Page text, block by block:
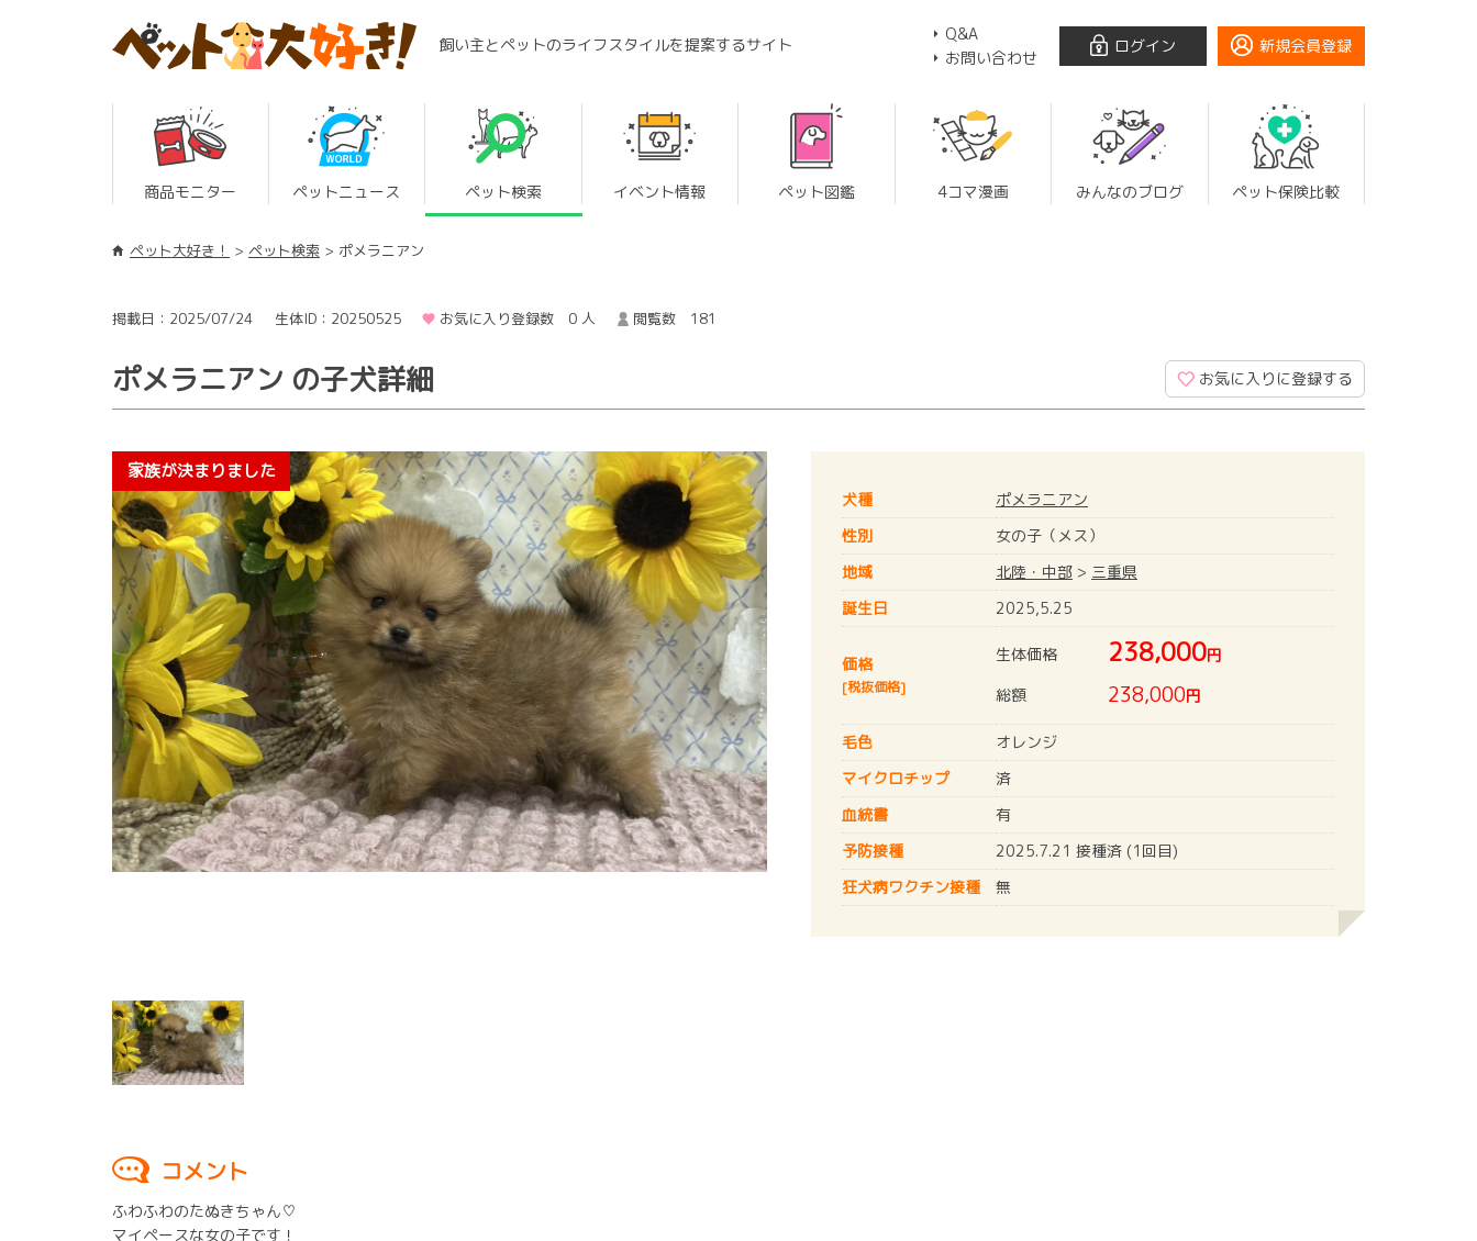
飼い主とペットのライフスタイルを提案するサイト
Q&A
お問い合わせ
ログイン 新規会員登録
商品モニター ペットニュース ペット検索 イベント情報 ペット図鑑 4コマ漫画 みんなのブログ ペット保険比較
ペット大好き！ ペット検索 ポメラニアン
掲載日：2025/07/24 生体ID：20250525 お気に入り登録数 0 人 閲覧数 181
ポメラニアン の子犬詳細 お気に入りに登録する
犬種
ポメラニアン
性別
女の子（メス）
地域
北陸・中部 > 三重県
誕生日
2025,5.25
価格
[税抜価格]
生体価格 238,000円
総額
238,000円
毛色
オレンジ
マイクロチップ
済
血統書
有
予防接種
2025.7.21 接種済 (1回目)
狂犬病ワクチン接種 無
コメント
ふわふわのたぬきちゃん♡
マイペースな女の子です！